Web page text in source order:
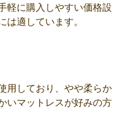
軽に購入しやすい価格設
適しています。
用しており、やや柔らか
いマットレスが好みの方